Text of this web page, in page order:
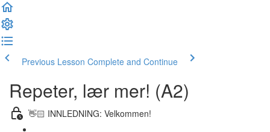
Previous Lesson Complete and Continue
Repeter, lær mer! (A2)
👋🏻 INNLEDNING: Velkommen!